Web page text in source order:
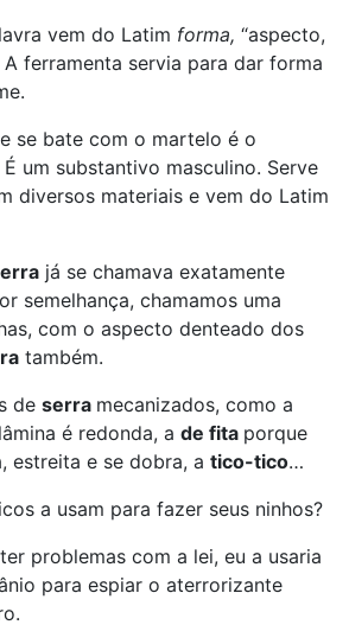
vem do Latim forma, “aspecto,
A ferramenta servia para dar forma
se bate com o martelo é o
É um substantivo masculino. Serve
diversos materiais e vem do Latim
já se chamava exatamente
semelhança, chamamos uma
com o aspecto denteado dos
também.
de serra mecanizados, como a
é redonda, a de fita porque
estreita e se dobra, a tico-tico…
a usam para fazer seus ninhos?
problemas com a lei, eu a usaria
para espiar o aterrorizante